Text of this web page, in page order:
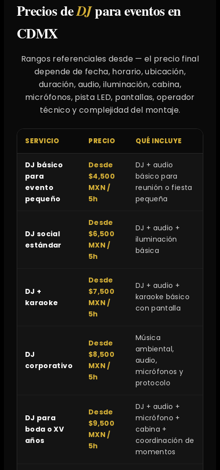
Precios deDJpara eventos en
CDMX
Rangos referenciales desde — el precio final
depende de fecha, horario, ubicación,
duración, audio, iluminación, cabina,
micrófonos, pista LED, pantallas, operador
técnico y complejidad del montaje.
SERVICIO PRECIO QUÉ INCLUYE
DJ básico
para
evento
pequeño
Desde
$4,500
MXN /
5h
DJ + audio
básico para
reunión o fiesta
pequeña
DJ social
estándar
Desde
$6,500
MXN /
5h
DJ + audio +
iluminación
básica
DJ +
karaoke
Desde
$7,500
MXN /
5h
DJ + audio +
karaoke básico
con pantalla
DJ
corporativo
Desde
$8,500
MXN /
5h
Música
ambiental,
audio,
micrófonos y
protocolo
DJ para
boda o XV
años
Desde
$9,500
MXN /
5h
DJ + audio +
micrófono +
cabina +
coordinación de
momentos